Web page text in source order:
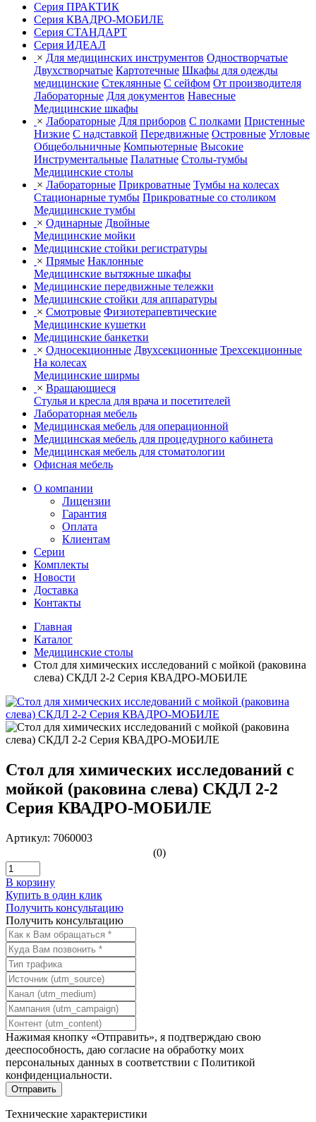
Серия ПРАКТИК
Серия КВАДРО-МОБИЛЕ
Серия СТАНДАРТ
Серия ИДЕАЛ
× Для медицинских инструментов Одностворчатые
Двухстворчатые Картотечные Шкафы для одежды
медицинские Стеклянные С сейфом От производителя
Лабораторные Для документов Навесные
Медицинские шкафы
× Лабораторные Для приборов С полками Пристенные
Низкие С надставкой Передвижные Островные Угловые
Общебольничные Компьютерные Высокие
Инструментальные Палатные Столы-тумбы
Медицинские столы
× Лабораторные Прикроватные Тумбы на колесах
Стационарные тумбы Прикроватные со столиком
Медицинские тумбы
× Одинарные Двойные
Медицинские мойки
Медицинские стойки регистратуры
× Прямые Наклонные
Медицинские вытяжные шкафы
Медицинские передвижные тележки
Медицинские стойки для аппаратуры
× Смотровые Физиотерапевтические
Медицинские кушетки
Медицинские банкетки
× Односекционные Двухсекционные Трехсекционные
На колесах
Медицинские ширмы
× Вращающиеся
Стулья и кресла для врача и посетителей
Лабораторная мебель
Медицинская мебель для операционной
Медицинская мебель для процедурного кабинета
Медицинская мебель для стоматологии
Офисная мебель
О компании
Лицензии
Гарантия
Оплата
Клиентам
Серии
Комплекты
Новости
Доставка
Контакты
Главная
Каталог
Медицинские столы
Стол для химических исследований с мойкой (раковина
слева) СКДЛ 2-2 Серия КВАДРО-МОБИЛЕ
Стол для химических исследований с
мойкой (раковина слева) СКДЛ 2-2
Серия КВАДРО-МОБИЛЕ
Артикул: 7060003
(0)
В корзину
Купить в один клик
Получить консультацию
Получить консультацию
Нажимая кнопку «Отправить», я подтверждаю свою
дееспособность, даю согласие на обработку моих
персональных данных в соответствии с Политикой
конфиденциальности.
Технические характеристики